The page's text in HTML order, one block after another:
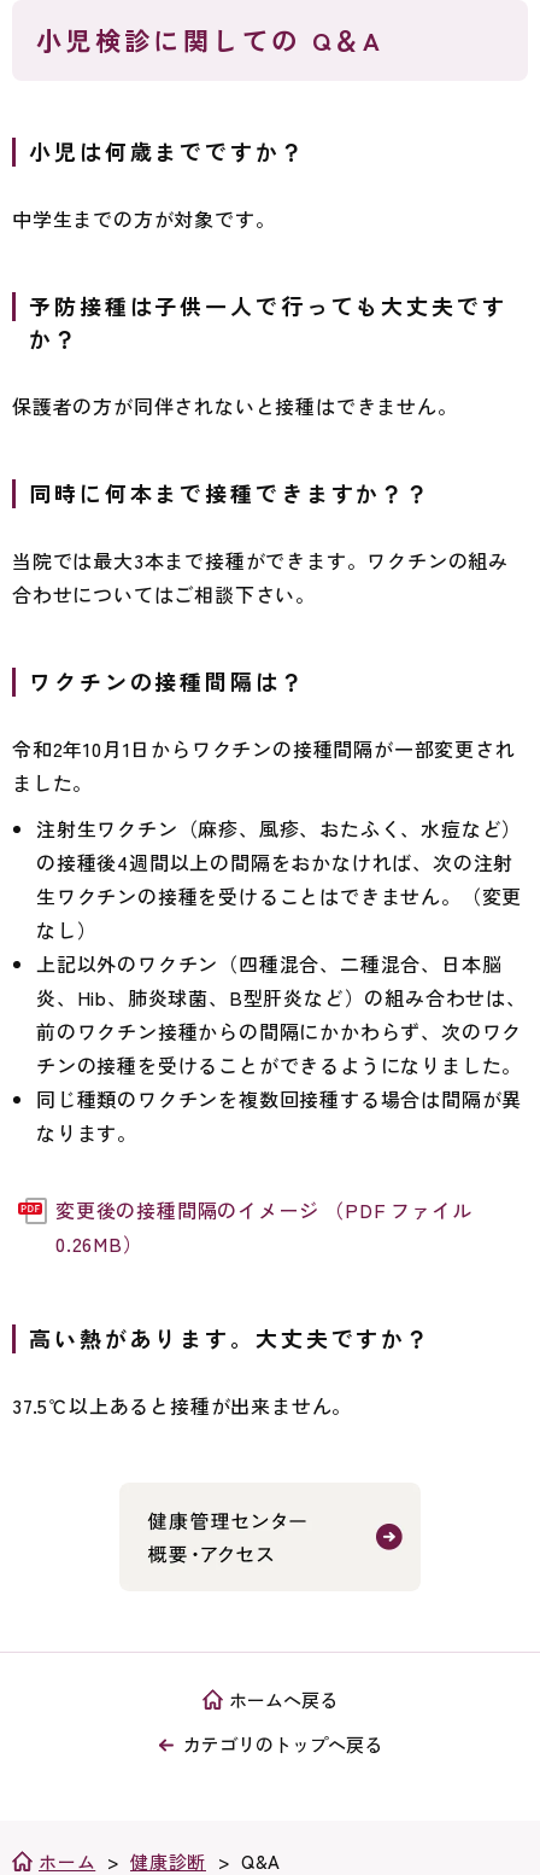
小児検診に関しての Q＆A
小児は何歳までですか？
中学生までの方が対象です。
予防接種は子供一人で行っても大丈夫です
か？
保護者の方が同伴されないと接種はできません。
同時に何本まで接種できますか？？
当院では最大3本まで接種ができます。ワクチンの組み
合わせについてはご相談下さい。
ワクチンの接種間隔は？
令和2年10月1日からワクチンの接種間隔が一部変更され
ました。
注射生ワクチン（麻疹、風疹、おたふく、水痘など）
の接種後4週間以上の間隔をおかなければ、次の注射
生ワクチンの接種を受けることはできません。（変更
なし）
上記以外のワクチン（四種混合、二種混合、日本脳
炎、Hib、肺炎球菌、B型肝炎など）の組み合わせは、
前のワクチン接種からの間隔にかかわらず、次のワク
チンの接種を受けることができるようになりました。
同じ種類のワクチンを複数回接種する場合は間隔が異
なります。
変更後の接種間隔のイメージ （PDF ファイル
0.26MB）
高い熱があります。大丈夫ですか？
37.5℃以上あると接種が出来ません。
カテゴリのトップへ戻る
ホームへ戻る
ホーム > 健康診断 > Q&A